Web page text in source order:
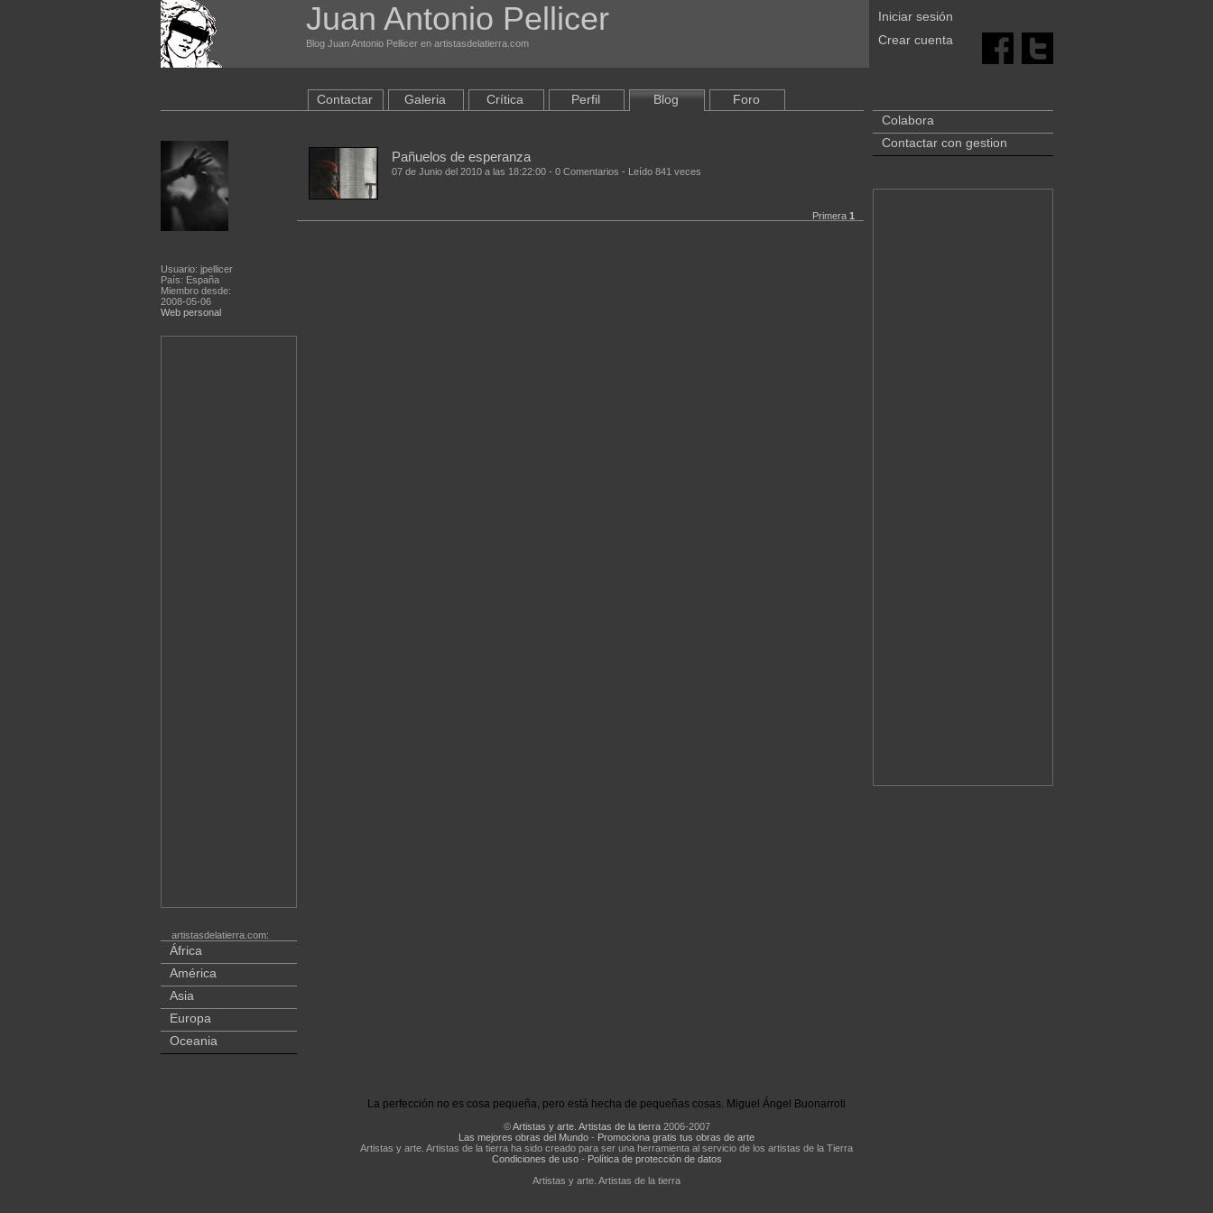
Juan Antonio Pellicer
Blog Juan Antonio Pellicer en artistasdelatierra.com
Iniciar sesión
Crear cuenta
Usuario: jpellicer
País: España
Miembro desde:
2008-05-06
Web personal
artistasdelatierra.com:
África
América
Asia
Europa
Oceania
Contactar Galeria Crítica Perfil Blog Foro
Pañuelos de esperanza
07 de Junio del 2010 a las 18:22:00 - 0 Comentarios - Leído 841 veces
Primera 1
Colabora
Contactar con gestion
La perfección no es cosa pequeña, pero está hecha de pequeñas cosas. Miguel Ángel Buonarroti
©Artistas y arte. Artistas de la tierra2006-2007
Las mejores obras del Mundo - Promociona gratis tus obras de arte
Artistas y arte. Artistas de la tierra ha sido creado para ser una herramienta al servicio de los artistas de la Tierra
Condiciones de uso- Política de protección de datos
Artistas y arte. Artistas de la tierra